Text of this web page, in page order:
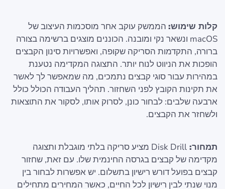
קלות שימוש: הממשק עוקב אחר מוסכמות העיצוב של
macOS ונשאר נקי ומובנה. הכוננים מוצגים ברשימה בצורה
ברורה, התקדמות הסריקה שקופה, ואפשרויות סינון הקבצים
הופכות את הניווט לנוח יותר. התצוגה המקדימה נטענת
במהירות עבור סוגי קבצים נתמכים, מה שמאפשר לך לאשר
את תקינות הקובץ לפני השחזור. תהליך העבודה הכולל כולל
ארבעה שלבים: לבחור כונן, לסרוק אותו, לסקור את התוצאות
ולשחזר את הקבצים.
תמחור:
Disk Drill מציע סריקה בלתי מוגבלת ותצוגה
מקדימה של קבצים בגרסה החינמית שלו. עם זאת, שחזור
קבצים בפועל דורש רישיון בתשלום. יש אפשרות לבחור בין
מנוי שנתי לבין רישיון לכל החיים, כאשר המחירים מתחילים